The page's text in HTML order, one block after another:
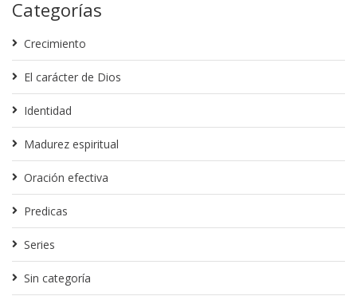
Categorías
Crecimiento
El carácter de Dios
Identidad
Madurez espiritual
Oración efectiva
Predicas
Series
Sin categoría